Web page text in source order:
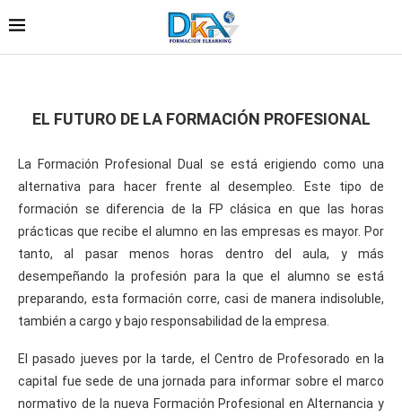
EL FUTURO DE LA FORMACIÓN PROFESIONAL
La Formación Profesional Dual se está erigiendo como una
alternativa para hacer frente al desempleo. Este tipo de
formación se diferencia de la FP clásica en que las horas
prácticas que recibe el alumno en las empresas es mayor. Por
tanto, al pasar menos horas dentro del aula, y más
desempeñando la profesión para la que el alumno se está
preparando, esta formación corre, casi de manera indisoluble,
también a cargo y bajo responsabilidad de la empresa.
El pasado jueves por la tarde, el Centro de Profesorado en la
capital fue sede de una jornada para informar sobre el marco
normativo de la nueva Formación Profesional en Alternancia y